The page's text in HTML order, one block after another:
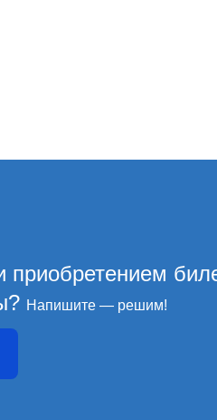
Напишите — решим!